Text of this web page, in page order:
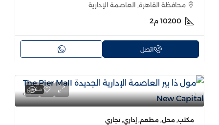
محافظة القاهرة, العاصمة الإدارية
10200 م2
اتصل
مشروع
مكتب, محل, مطعم, إداري, تجاري